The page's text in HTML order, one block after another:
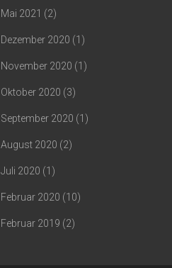
Mai 2021 (2)
Dezember 2020 (1)
November 2020 (1)
Oktober 2020 (3)
September 2020 (1)
August 2020 (2)
Juli 2020 (1)
Februar 2020 (10)
Februar 2019 (2)